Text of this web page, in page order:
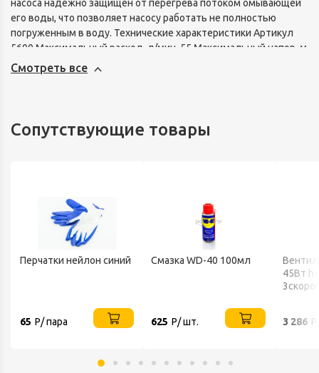
насоса надежно защищен от перегрева потоком омывающей
его воды, что позволяет насосу работать не полностью
погруженным в воду. Технические характеристики Артикул
5600 Максимальный расход, л/мин. 55 Максимальный напор, м
50 Потребляемый ток не более, А 3,3 Потребляемая
мощность, Вт 700 Напряжение в сети, В 220±10% Длина
Температура перекачиваемой воды, С° от +1 до +35
Присоединительный размер, дюйм 1 Диаметр насоса, мм 78
Смотреть все
Сопутствующие товары
Перчатки нейлон синий
65 Р/ пара
Смазка WD-40 100мл
625 Р/ шт.
45Вт
3 286